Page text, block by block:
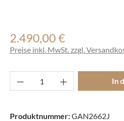
Regulärer Preis:
2.490,00 €
Preise inkl. MwSt. zzgl.
Produkt Anzahl: Gib In
Produktnummer:GAN2662J